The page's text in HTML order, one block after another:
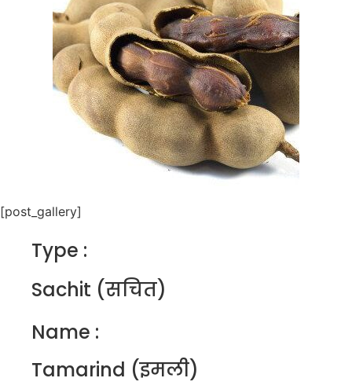
[post_gallery]
Type :
Sachit (सचित)
Name :
Tamarind (इमली)